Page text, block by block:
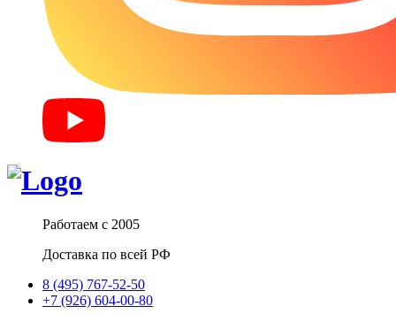
Работаем с 2005
Доставка по всей РФ
8 (495) 767-52-50
+7 (926) 604-00-80